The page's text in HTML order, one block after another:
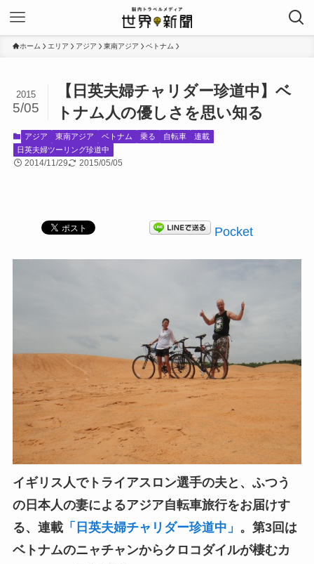
ホーム エリア アジア 東南アジア ベトナム
【日英夫婦チャリダー珍道中】ベ
トナム人の優しさを思い知る
2015
5/05
アジア 東南アジア ベトナム 乗る 自転車
連載
日英夫婦ツーリング珍道中
2014/11/29 2015/05/05
Pocket
イギリス人でトライアスロン選手の夫と、ふつう
の日本人の妻によるアジア自転車旅行をお届けす
る、連載「日英夫婦チャリダー珍道中」 。第3回は
ベトナムのニャチャンからクロコダイルが棲むカ